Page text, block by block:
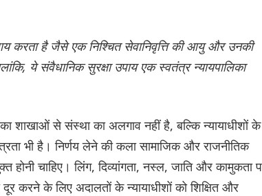
करता है जैसे एक निश्चित सेवानिवृत्ति की आयु और उनकी
ये संवैधानिक सुरक्षा उपाय एक स्वतंत्र न्यायपालिका
शाखाओं से संस्था का अलगाव नहीं है, बल्कि न्यायाधीशों के
भी है। निर्णय लेने की कला सामाजिक और राजनीतिक
होनी चाहिए। लिंग, दिव्यांगता, नस्ल, जाति और कामुकता
करने के लिए अदालतों के न्यायाधीशों को शिक्षित और